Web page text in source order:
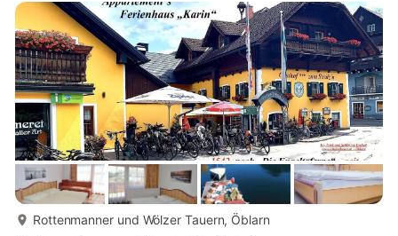
Internetzugang und einem gemütlichen Wohnzimmer. Vom
Balkon der Appartements erleben Sie eine herrliche Aussicht auf
die Berg...
Rottenmanner und Wölzer Tauern, Öblarn